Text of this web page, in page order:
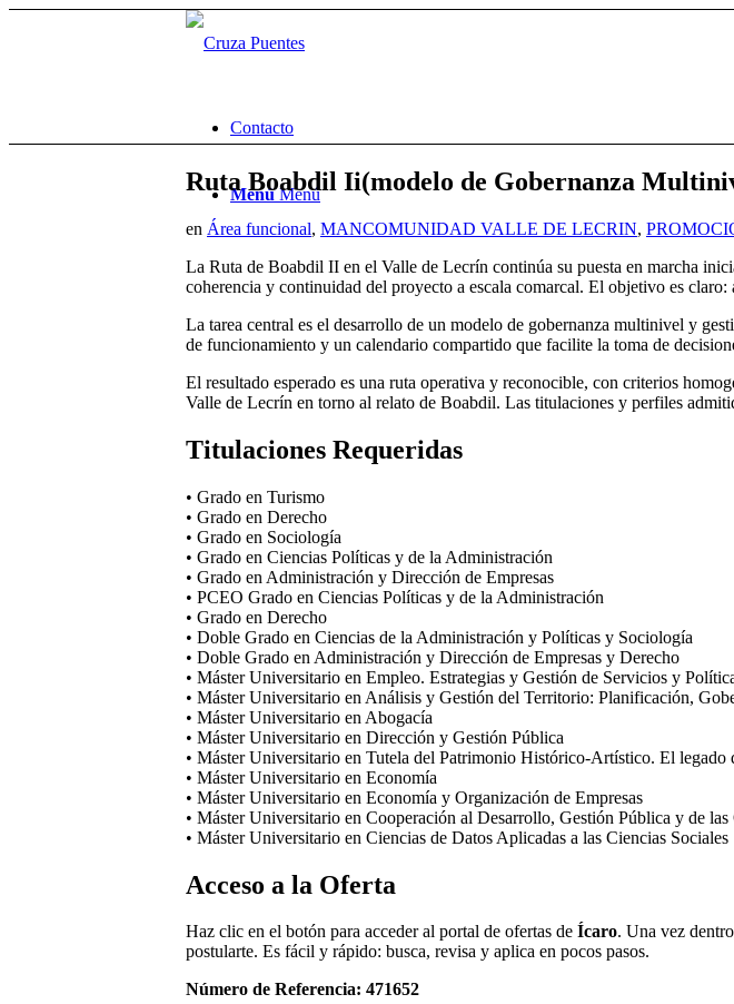
Contacto
Menú Menú
Ruta Boabdil Ii(modelo de Gobernanza
en Área funcional, MANCOMUNIDAD VALLE DE LECRIN,
La Ruta de Boabdil II en el Valle de Lecrín continúa su puesta en marcha
coherencia y continuidad del proyecto a escala comarcal. El objetivo es
La tarea central es el desarrollo de un modelo de gobernanza multinivel y
de funcionamiento y un calendario compartido que facilite la toma de
El resultado esperado es una ruta operativa y reconocible, con criterios
Valle de Lecrín en torno al relato de Boabdil. Las titulaciones y perfiles
Titulaciones Requeridas
• Grado en Turismo
• Grado en Derecho
• Grado en Sociología
• Grado en Ciencias Políticas y de la Administración
• Grado en Administración y Dirección de Empresas
• PCEO Grado en Ciencias Políticas y de la Administración
• Grado en Derecho
• Doble Grado en Ciencias de la Administración y Políticas y Sociología
• Doble Grado en Administración y Dirección de Empresas y Derecho
• Máster Universitario en Empleo. Estrategias y Gestión de Servicios y
• Máster Universitario en Análisis y Gestión del Territorio: Planificación,
• Máster Universitario en Abogacía
• Máster Universitario en Dirección y Gestión Pública
• Máster Universitario en Tutela del Patrimonio Histórico-Artístico. El legado
• Máster Universitario en Economía
• Máster Universitario en Economía y Organización de Empresas
• Máster Universitario en Cooperación al Desarrollo, Gestión Pública y de
• Máster Universitario en Ciencias de Datos Aplicadas a las Ciencias Sociales
Acceso a la Oferta
Haz clic en el botón para acceder al portal de ofertas de Ícaro. Una vez
postularte. Es fácil y rápido: busca, revisa y aplica en pocos pasos.
Número de Referencia: 471652